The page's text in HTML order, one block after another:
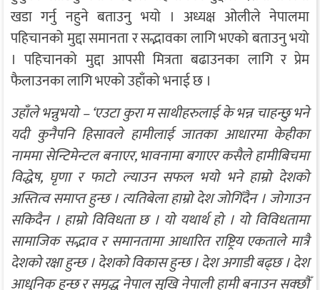
खडा गर्नु नहुने बताउनु भयो । अध्यक्ष ओलीले नेपालमा
पहिचानको मुद्दा समानता र सद्भावका लागि भएको बताउनु भयो
। पहिचानको मुद्दा आपसी मित्रता बढाउनका लागि र प्रेम
फैलाउनका लागि भएको उहाँको भनाई छ ।
उहाँले भन्नुभयो – ‘एउटा कुरा म साथीहरुलाई के भन्न चाहन्छु भने
यदी कुनैपनि हिसावले हामीलाई जातका आधारमा केहीका
नाममा सेन्टिमेन्टल बनाएर, भावनामा बगाएर कसैले हामीबिचमा
विद्धेष, घृणा र फाटो ल्याउन सफल भयो भने हाम्रो देशको
अस्तित्व समाप्त हुन्छ । त्यतिबेला हाम्रो देश जोगिँदैन । जोगाउन
सकिदैन । हाम्रो विविधता छ । यो यथार्थ हो । यो विविधतामा
सामाजिक सद्भाव र समानतामा आधारित राष्ट्रिय एकताले मात्रै
देशको रक्षा हुन्छ । देशको विकास हुन्छ । देश अगाडी बढ्छ । देश
आधुनिक हुन्छ र समृद्ध नेपाल सुखि नेपाली हामी बनाउन सक्छौँ